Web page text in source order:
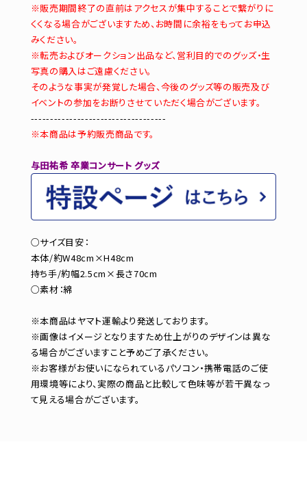
※販売期間終了の直前はアクセスが集中することで繋がりに
くくなる場合がございますため、お時間に余裕をもってお申込
みください。
※転売およびオークション出品など、営利目的でのグッズ・生
写真の購入はご遠慮ください。
そのような事実が発覚した場合、今後のグッズ等の販売及び
イベントの参加をお断りさせていただく場合がございます。
-----------------------------------
※本商品は予約販売商品です。
与田祐希 卒業コンサート グッズ
○サイズ目安：
本体/約W48cm×H48cm
持ち手/約幅2.5cm×長さ70cm
○素材：綿
※本商品はヤマト運輸より発送しております。
※画像はイメージとなりますため仕上がりのデザインは異な
る場合がございますこと予めご了承ください。
※お客様がお使いになられているパソコン・携帯電話のご使
用環境等により、実際の商品と比較して色味等が若干異なっ
て見える場合がございます。